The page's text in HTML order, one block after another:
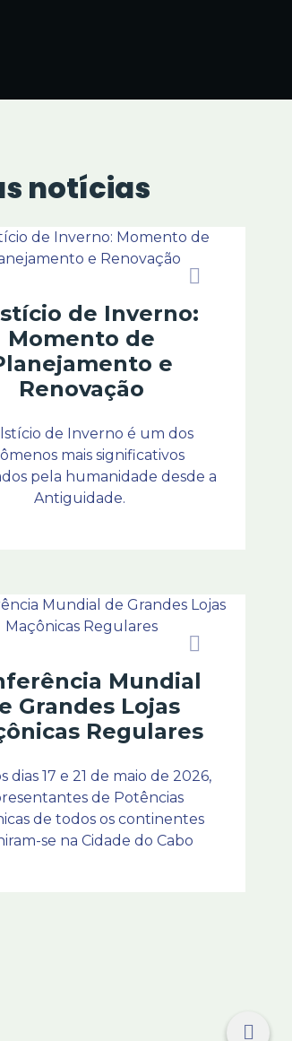
notícias
de Inverno:
Momento de
e
Renovação
de Inverno é um dos
mais significativos
pela humanidade desde a
Antiguidade.
Mundial
Grandes Lojas
Regulares
dias 17 e 21 de maio de 2026,
de Potências
de todos os continentes
se na Cidade do Cabo